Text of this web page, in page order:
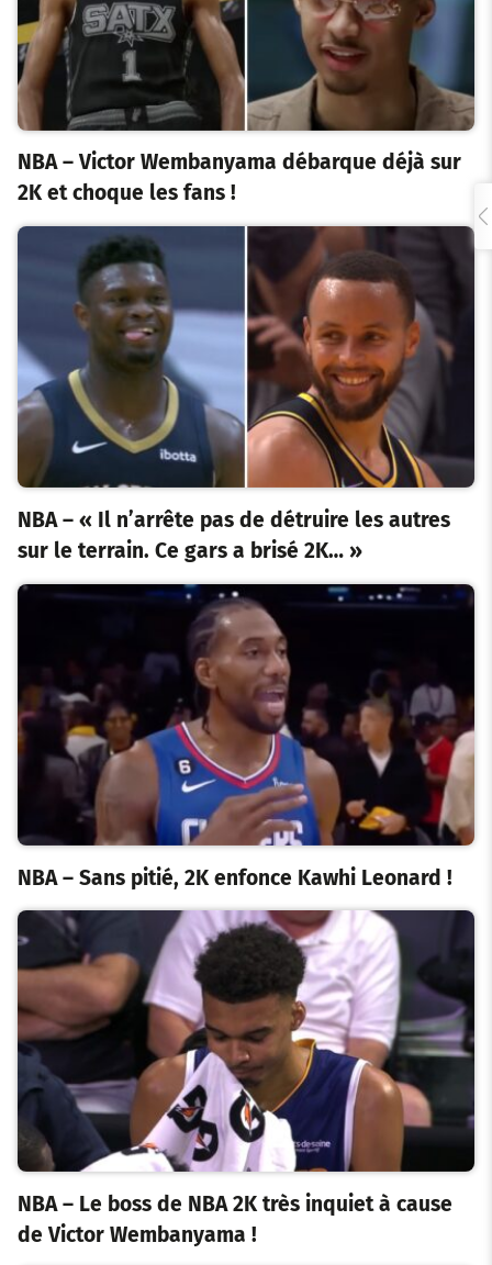
NBA – Victor Wembanyama débarque déjà sur
2K et choque les fans !
NBA – « Il n’arrête pas de détruire les autres
sur le terrain. Ce gars a brisé 2K… »
NBA – Sans pitié, 2K enfonce Kawhi Leonard !
NBA – Le boss de NBA 2K très inquiet à cause
de Victor Wembanyama !